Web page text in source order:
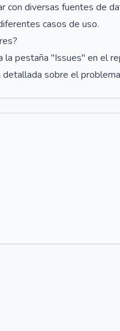
con diversas fuentes de
casos de uso.
pestaña "Issues" en el
detallada sobre el